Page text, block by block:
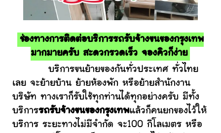
ช่องทางการติดต่อบริการรถรับจ้างขนของกรุงเทพ
มากมายครับ สะดวกรวดเร็ว จองคิวก็ง่าย
บริการขนย้ายของกันทั่วประเทศ ทั่วไทย
เลย จะย้ายบ้าน ย้ายห้องพัก หรือย้ายสำนักงาน
บริษัท ทางเราก็รับใช้ทุกท่านได้ทุกอย่างครับ มีทั้ง
บริการรถรับจ้างขนของกรุงเทพแล้วก็คนยกของไว้ให้
บริการ ระยะทางไม่มีจำกัด จะ100 กิโลเมตร หรือ